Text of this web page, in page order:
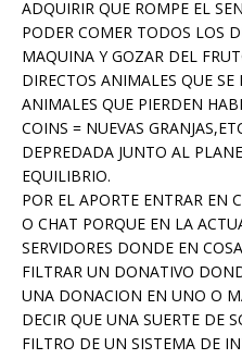
ADQUIRIR QUE ROMPE EL
PODER COMER TODOS LOS
MAQUINA Y GOZAR DEL
DIRECTOS ANIMALES QUE
ANIMALES QUE PIERDEN
COINS = NUEVAS
DEPREDADA JUNTO AL
EQUILIBRIO.
POR EL APORTE ENTRAR EN
O CHAT PORQUE EN LA
SERVIDORES DONDE EN
FILTRAR UN DONATIVO
UNA DONACION EN UNO O
DECIR QUE UNA SUERTE DE
FILTRO DE UN SISTEMA DE